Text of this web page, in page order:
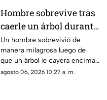
Hombre sobrevive tras
caerle un árbol durante
tormenta
Un hombre sobrevivió de
manera milagrosa luego de
que un árbol le cayera encima
durante una fuerte tormenta
agosto 06, 2026 10:27 a. m.